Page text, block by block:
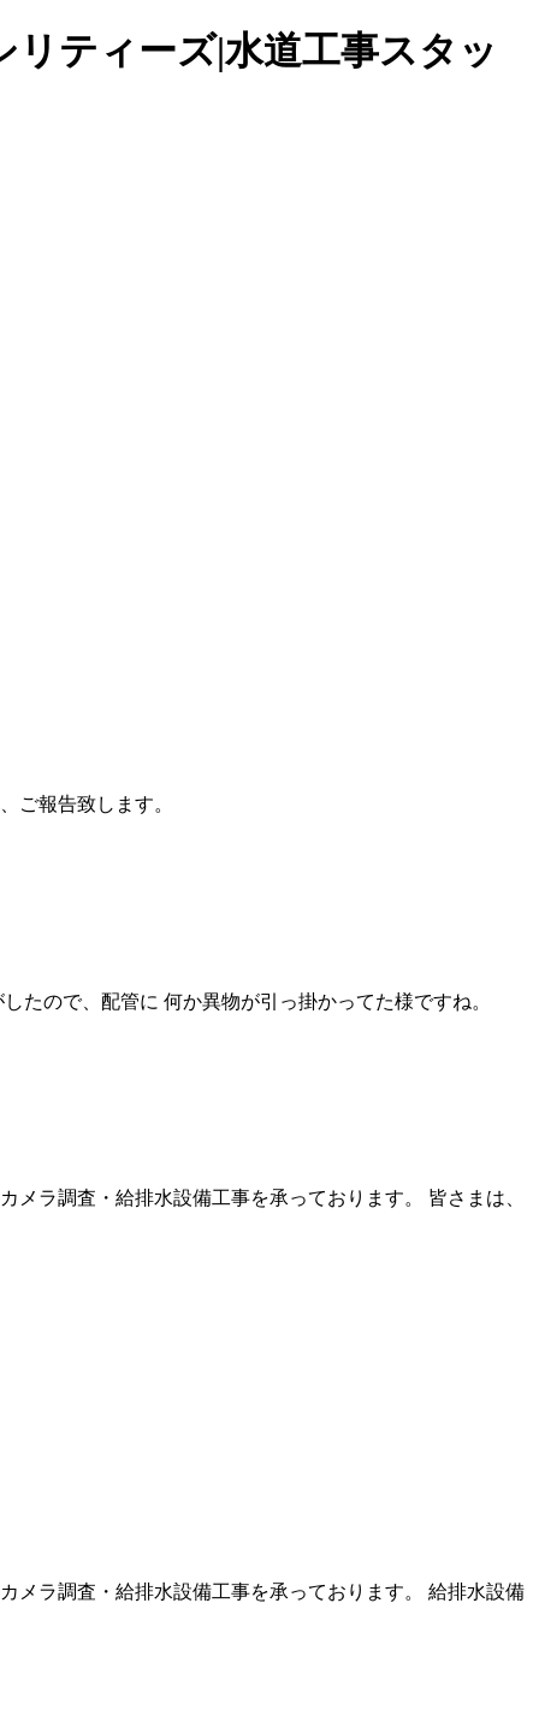
ティーズ|水道工事スタッ
ご報告致します。
たので、配管に 何か異物が引っ掛かってた様ですね。
ラ調査・給排水設備工事を承っております。 皆さまは、
メラ調査・給排水設備工事を承っております。 給排水設備